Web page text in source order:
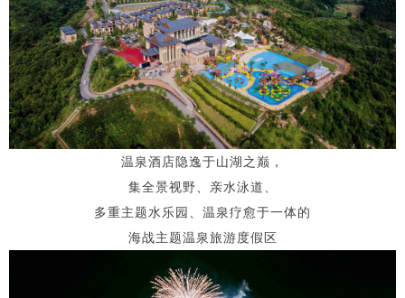
温泉酒店隐逸于山湖之巅，
集全景视野、亲水泳道、
多重主题水乐园、温泉疗愈于一体的
海战主题温泉旅游度假区